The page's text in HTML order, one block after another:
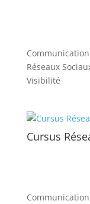
Réseaux
Visibilité
Cursus